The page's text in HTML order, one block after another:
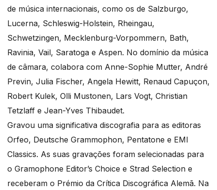
de música internacionais, como os de Salzburgo,
Lucerna, Schleswig-Holstein, Rheingau,
Schwetzingen, Mecklenburg-Vorpommern, Bath,
Ravinia, Vail, Saratoga e Aspen. No domínio da música
de câmara, colabora com Anne-Sophie Mutter, André
Previn, Julia Fischer, Angela Hewitt, Renaud Capuçon,
Robert Kulek, Olli Mustonen, Lars Vogt, Christian
Tetzlaff e Jean-Yves Thibaudet.
Gravou uma significativa discografia para as editoras
Orfeo, Deutsche Grammophon, Pentatone e EMI
Classics. As suas gravações foram selecionadas para
o Gramophone Editor’s Choice e Strad Selection e
receberam o Prémio da Crítica Discográfica Alemã. Na